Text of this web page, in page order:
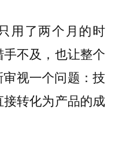
用了两个月的时
不及，也让整个
视一个问题：技
转化为产品的成